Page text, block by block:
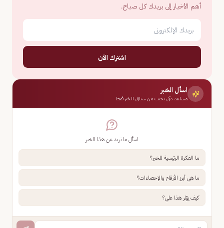
أهم الأخبار إلى بريدك كل صباح.
اشترك الآن
اسأل الخبر
مساعد ذكي يجيب من سياق الخبر فقط
اسأل ما تريد عن هذا الخبر
ما الفكرة الرئيسية للخبر؟
ما هي أبرز الأرقام والإحصاءات؟
كيف يؤثر هذا علي؟